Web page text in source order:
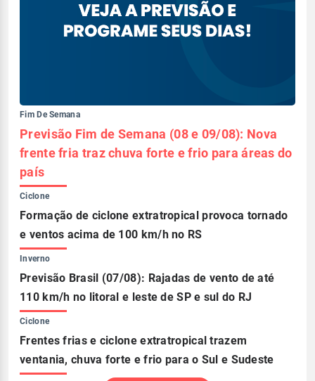
Fim De Semana
Previsão Fim de Semana (08 e 09/08): Nova
frente fria traz chuva forte e frio para áreas do
país
Ciclone
Formação de ciclone extratropical provoca tornado
e ventos acima de 100 km/h no RS
Inverno
Previsão Brasil (07/08): Rajadas de vento de até
110 km/h no litoral e leste de SP e sul do RJ
Ciclone
Frentes frias e ciclone extratropical trazem
ventania, chuva forte e frio para o Sul e Sudeste